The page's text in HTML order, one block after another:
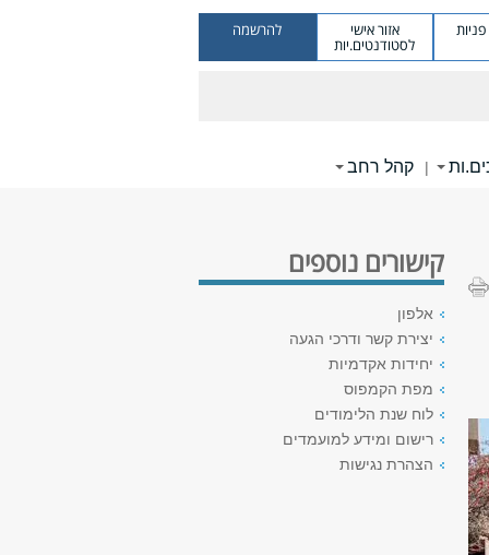
אזור אישי
לסטודנטים.יות
להרשמה
| קהל רחב
קישורים נוספים
אלפון
יצירת קשר ודרכי הגעה
יחידות אקדמיות
מפת הקמפוס
לוח שנת הלימודים
רישום ומידע למועמדים
הצהרת נגישות